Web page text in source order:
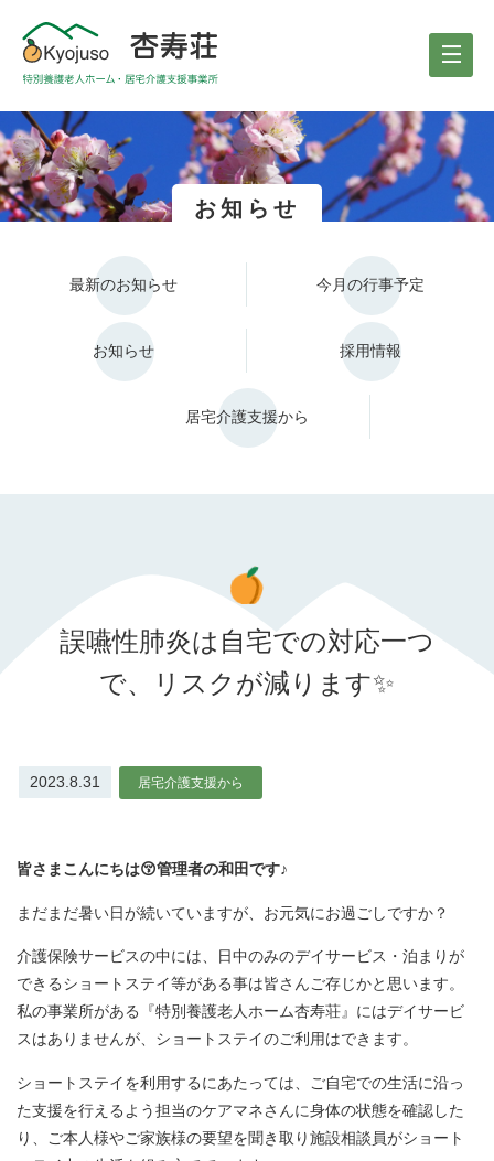
お知らせ
最新のお知らせ 今月の行事予定
お知らせ 採用情報
居宅介護支援から
誤嚥性肺炎は自宅での対応一つ
で、リスクが減ります✨
2023.8.31 居宅介護支援から
皆さまこんにちは😚管理者の和田です♪
まだまだ暑い日が続いていますが、お元気にお過ごしですか？
介護保険サービスの中には、日中のみのデイサービス・泊まりが
できるショートステイ等がある事は皆さんご存じかと思います。
私の事業所がある『特別養護老人ホーム杏寿荘』にはデイサービ
スはありませんが、ショートステイのご利用はできます。
ショートステイを利用するにあたっては、ご自宅での生活に沿っ
た支援を行えるよう担当のケアマネさんに身体の状態を確認した
り、ご本人様やご家族様の要望を聞き取り施設相談員がショート